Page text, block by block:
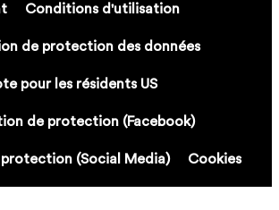
Conditions d'utilisation
de protection des données
pour les résidents US
de protection (Facebook)
(Social Media) Cookies